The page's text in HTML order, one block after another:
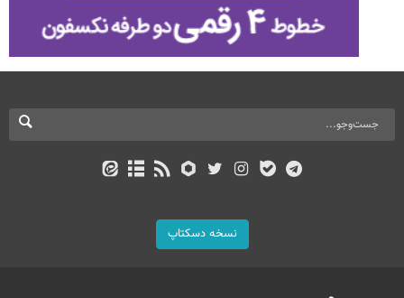
نسخه دسکتاپ